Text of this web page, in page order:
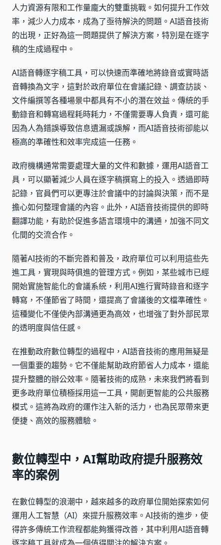
人力資源有限和工作量龐大的雙重挑戰。如何提升工作效
率，減少人力成本，成為了亟待解決的問題。AI語音技術
的出現，正好為這一問題提供了解決方案，特別是在逐字
稿的生成過程中。
AI語音轉逐字稿工具，可以快速而準確地將錄音或實時語
音轉換為文字，這對於政府單位在會議記錄、調查訪談、
文件編撰等各種場景中都具有不小的潛在效益。傳統的手
動錄音和轉寫過程耗時耗力，不僅需要專人負責，還可能
因為人為錯誤導致信息遺漏或誤解，而AI語音技術卻能以
極高的準確性和效率完成這一任務。
政府機構通常需要處理大量的文件和數據，運用AI語音工
具，可以顯著減少人員在逐字稿撰寫上的投入。透過即時
記錄，官員們可以更專注於會議中的討論與決策，而不是
擔心如何整理會議的內容。此外，AI語音技術提供的即時
翻譯功能，有助於促進多語言環境中的溝通，加強不同文
化間的交流合作。
隨著AI技術的不斷完善和普及，政府單位可以利用這些先
進工具，實現與時俱進的管理方式。例如，某些城市已經
開始實施智能化的會議系統，利用AI進行實時錄音和逐字
轉寫，不僅節省了時間，還提高了會議後的文檔準確性。
這種變化不僅使內部溝通更為高效，也增強了對外部民眾
的透明度與信任感。
在推動政府數位轉型的過程中，AI語音技術的應用無疑是
一個重要的趨勢。它不僅能幫助政府節省人力成本，還能
提升整體的辦公效率。隨著技術的成熟，未來我們將看到
更多政府單位積極採用這一工具，開創更智能的公共服務
模式。這將為政府的運作注入新的活力，也為民眾帶來更
便捷、高效的服務體驗。
數位轉型中，AI幫助政府提升服務效
率的案例
在數位轉型的浪潮中，越來越多的政府單位開始探索如何
運用人工智慧（AI）來提升服務效率。AI技術的進步，使
得許多傳統工作流程都能夠獲得改善，其中利用AI語音轉